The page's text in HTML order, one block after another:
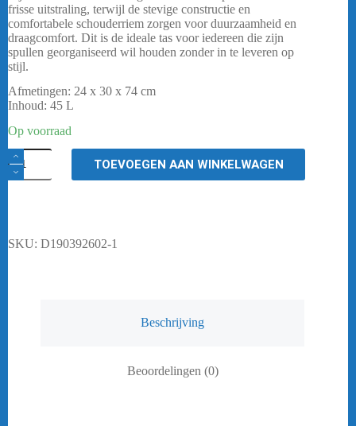
frisse uitstraling, terwijl de stevige constructie en
comfortabele schouderriem zorgen voor duurzaamheid en
draagcomfort. Dit is de ideale tas voor iedereen die zijn
spullen georganiseerd wil houden zonder in te leveren op
stijl.
Afmetingen: 24 x 30 x 74 cm
Inhoud: 45 L
Op voorraad
FZ
Forza
Tas
TOEVOEGEN AAN WINKELWAGEN
SKU: D190392602-1
Beschrijving
Beoordelingen (0)